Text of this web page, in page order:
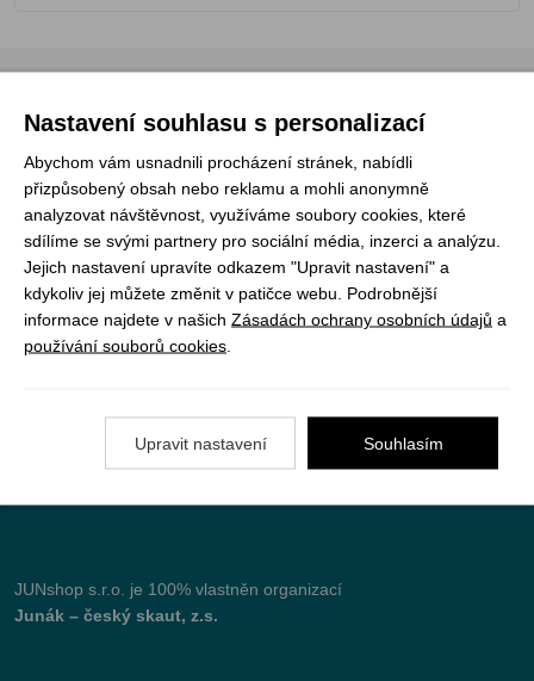
nic neunikne
ODEBÍRAT
Vše o nákupu
Nejčastější dotazy (FAQ)
Podmínky vrácení peněz
JUNshop s.r.o.
je 100% vlastněn organizací
Junák – český skaut, z.s.
Nastavení souhlasu s personalizací
Abychom vám usnadnili procházení stránek, nabídli
přizpůsobený obsah nebo reklamu a mohli anonymně
analyzovat návštěvnost, využíváme soubory cookies, které
sdílíme se svými partnery pro sociální média, inzerci a analýzu.
Jejich nastavení upravíte odkazem "Upravit nastavení" a
kdykoliv jej můžete změnit v patičce webu. Podrobnější
informace najdete v našich Zásadách ochrany osobních údajů a
používání souborů cookies
Upravit nastavení Souhlasím